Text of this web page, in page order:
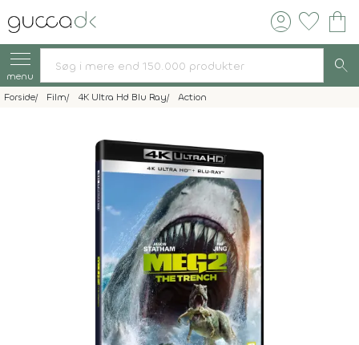
account_circle favorite shopping_bag
menu search
Forside Film 4K Ultra Hd Blu Ray Action